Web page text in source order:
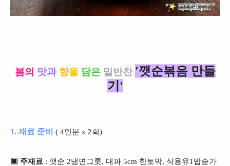
봄의 맛과 향을 담은 밑반찬 '깻순볶음 만들
기'
1. 재료 준비 ( 4인분 x 2회)
▣ 주재료 : 깻순 2냉면그릇, 대파 5cm 한토막, 식용유1밥숟가